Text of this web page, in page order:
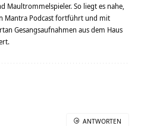
Maultrommelspieler. So liegt es nahe,
Mantra Podcast fortführt und mit
Gesangsaufnahmen aus dem Haus
ANTWORTEN